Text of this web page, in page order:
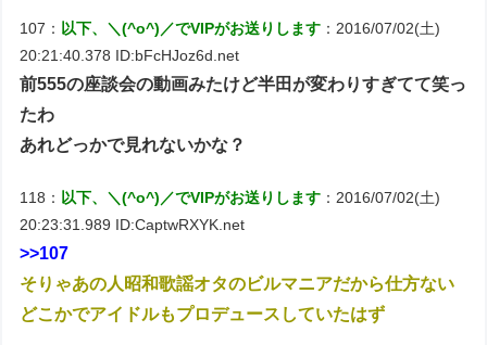
107： 以下、＼(^o^)／でVIPがお送りします ：2016/07/02(土)
20:21:40.378 ID:bFcHJoz6d.net
前555の座談会の動画みたけど半田が変わりすぎてて笑っ
たわ
あれどっかで見れないかな？
118： 以下、＼(^o^)／でVIPがお送りします ：2016/07/02(土)
20:23:31.989 ID:CaptwRXYK.net
>>107
そりゃあの人昭和歌謡オタのビルマニアだから仕方ない
どこかでアイドルもプロデュースしていたはず